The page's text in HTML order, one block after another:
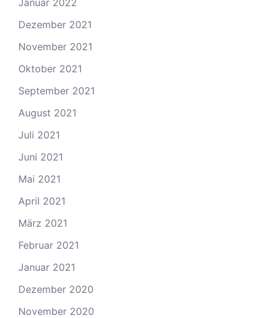
Dezember 2021
November 2021
Oktober 2021
September 2021
August 2021
Juli 2021
Juni 2021
Mai 2021
April 2021
März 2021
Februar 2021
Januar 2021
Dezember 2020
November 2020